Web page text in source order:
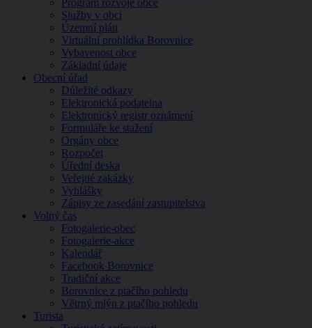
Program rozvoje obce
Služby v obci
Územní plán
Virtuální prohlídka Borovnice
Vybavenost obce
Základní údaje
Obecní úřad
Důležité odkazy
Elektronická podatelna
Elektronický registr oznámení
Formuláře ke stažení
Orgány obce
Rozpočet
Úřední deska
Veřejné zakázky
Vyhlášky
Zápisy ze zasedání zastupitelstva
Volný čas
Fotogalerie-obec
Fotogalerie-akce
Kalendář
Facebook Borovnice
Tradiční akce
Borovnice z ptačího pohledu
Větrný mlýn z ptačího pohledu
Turista